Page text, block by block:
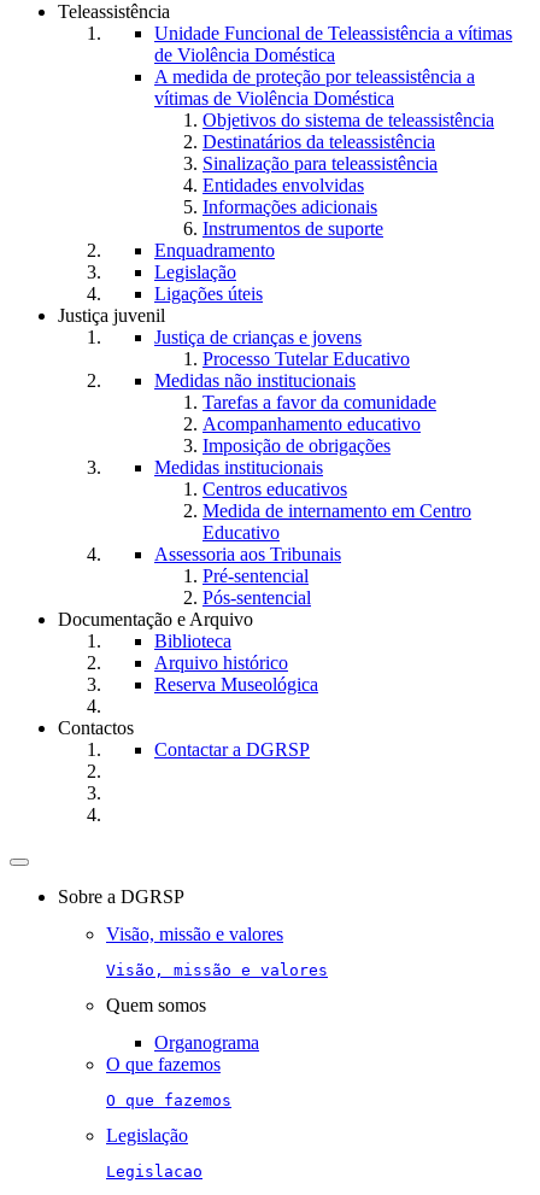
Teleassistência
Unidade Funcional de Teleassistência a vítimas
de Violência Doméstica
A medida de proteção por teleassistência a
vítimas de Violência Doméstica
Objetivos do sistema de teleassistência
Destinatários da teleassistência
Sinalização para teleassistência
Entidades envolvidas
Informações adicionais
Instrumentos de suporte
Enquadramento
Legislação
Ligações úteis
Justiça juvenil
Justiça de crianças e jovens
Processo Tutelar Educativo
Medidas não institucionais
Tarefas a favor da comunidade
Acompanhamento educativo
Imposição de obrigações
Medidas institucionais
Centros educativos
Medida de internamento em Centro
Educativo
Assessoria aos Tribunais
Pré-sentencial
Pós-sentencial
Documentação e Arquivo
Biblioteca
Arquivo histórico
Reserva Museológica
Contactos
Contactar a DGRSP
Toggle
navigationSobre a DGRSP
Visão, missão e valores
Visão, missão e valores
Quem somos
Organograma
O que fazemos
O que fazemos
Legislação
Legislacao